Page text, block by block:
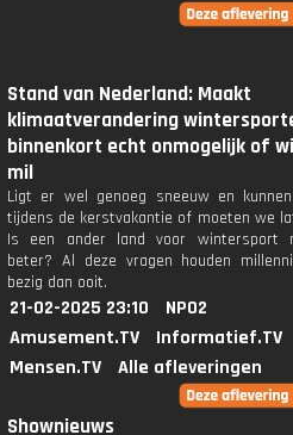
Stand van Nederland: Maakt
klimaatverandering
binnenkort echt onmogelijk of
mil
Ligt er wel genoeg sneeuw en
tijdens de kerstvakantie of moeten we
Is een ander land voor wintersport
beter? Al deze vragen houden
bezig dan ooit.
21-02-2025 23:10
NPO2
Amusement.TV
Informatief.TV
Mensen.TV
Alle afleveringen
Shownieuws